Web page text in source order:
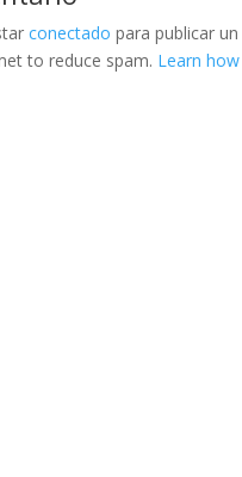
conectado para publicar
to reduce spam. Learn